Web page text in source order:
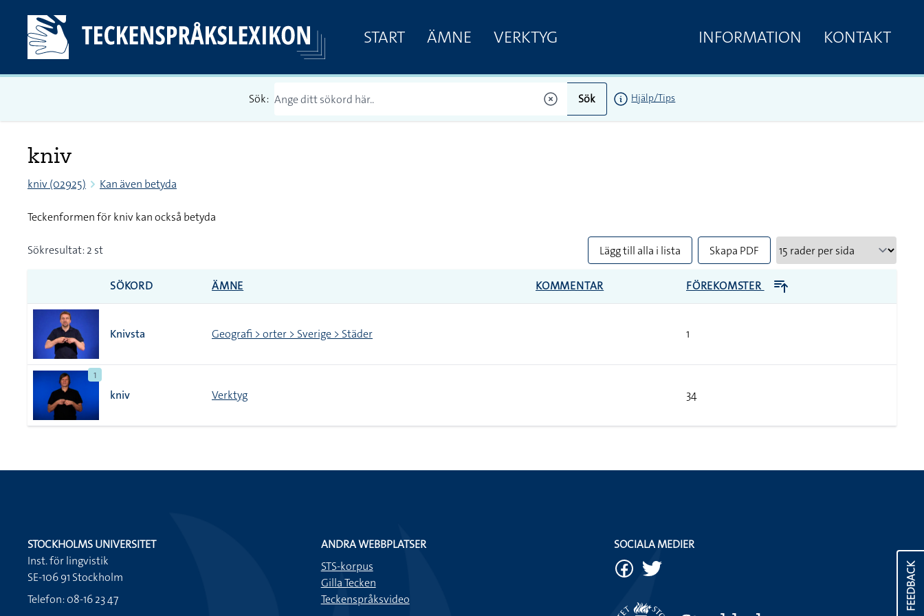
START ÄMNE VERKTYG INFORMATION KONTAKT
Sök: Sök Hjälp/Tips
kniv
kniv (02925) Kan även betyda
Teckenformen för kniv kan också betyda
Sökresultat: 2 st Lägg till alla i lista Skapa PDF
SÖKORD ÄMNE KOMMENTAR FÖREKOMSTER
Knivsta Geografi > orter > Sverige > Städer 1
1
kniv Verktyg 34
FEEDBACK
STOCKHOLMS UNIVERSITET
Inst. för lingvistik
SE-106 91 Stockholm
Telefon: 08-16 23 47
ANDRA WEBBPLATSER
STS-korpus
Gilla Tecken
Teckenspråksvideo
SOCIALA MEDIER